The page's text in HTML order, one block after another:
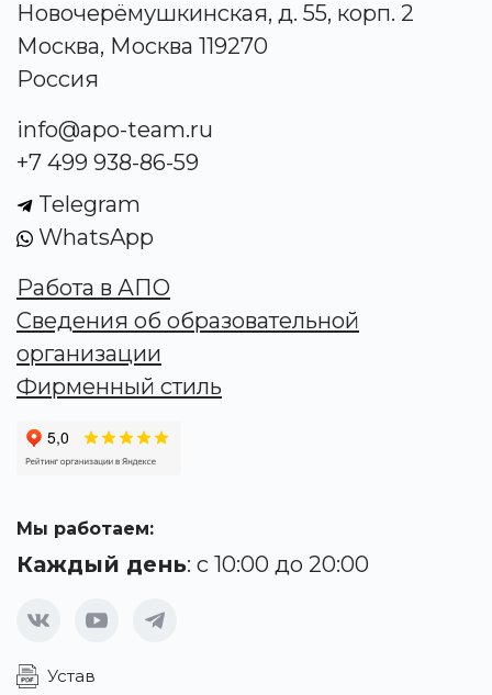
Новочерёмушкинская, д. 55, корп. 2
Москва, Москва 119270
Россия
info@apo-team.ru
+7 499 938-86-59
Telegram
WhatsApp
Работа в АПО
Сведения об образовательной
организации
Фирменный стиль
Мы работаем:
Каждый день: с 10:00 до 20:00
Устав